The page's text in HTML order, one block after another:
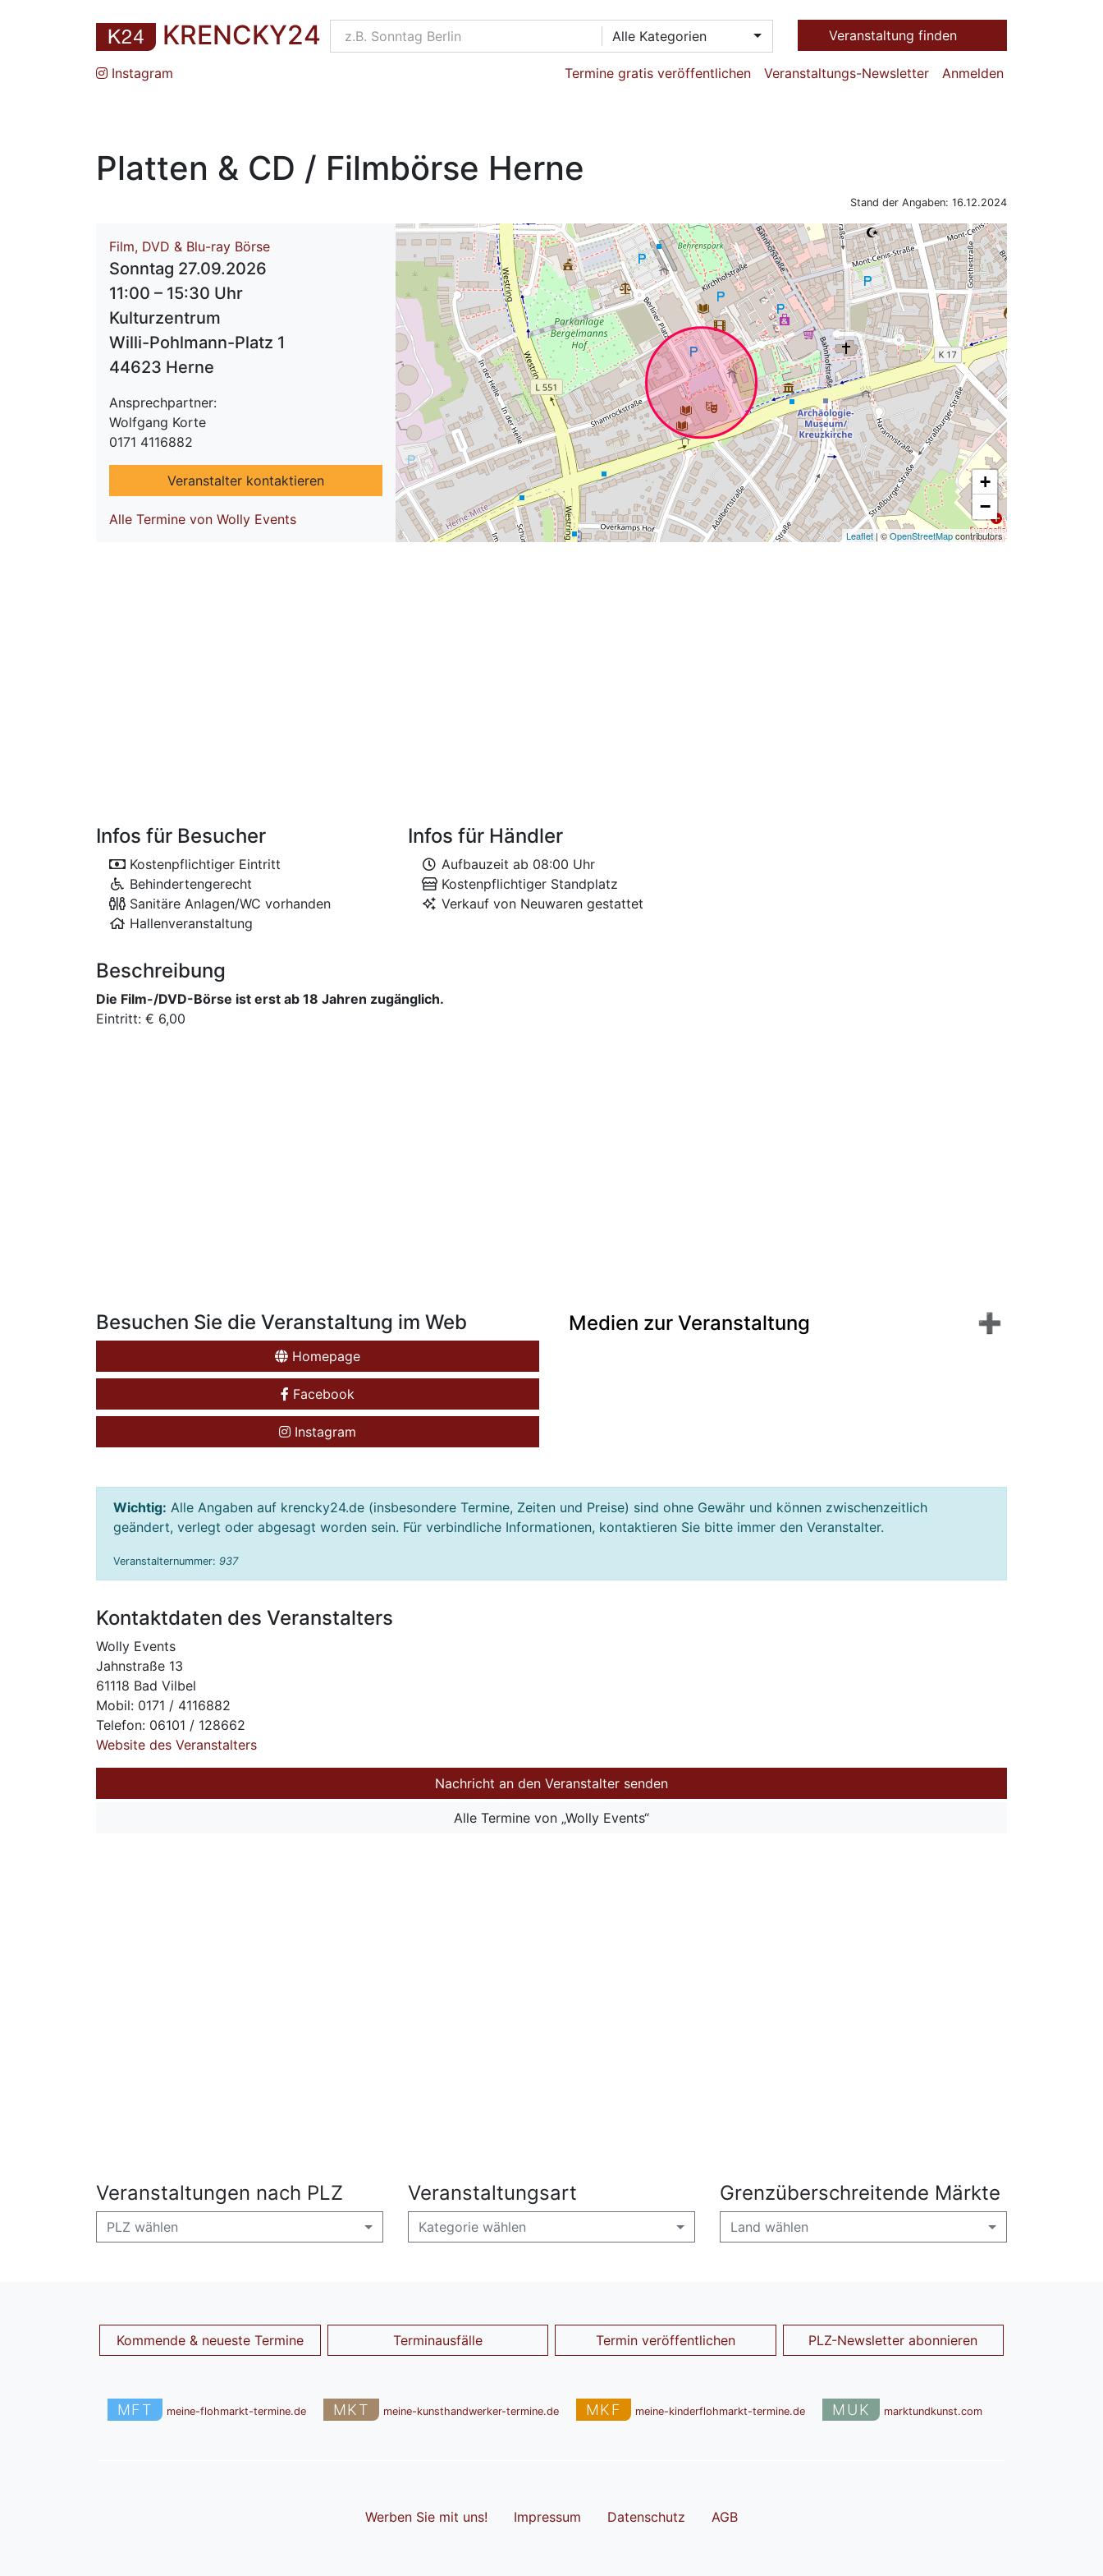
KRENCKY24 Alle Kategorien Veranstaltung finden
Instagram Termine gratis veröffentlichen Veranstaltungs-Newsletter Anmelden
Platten & CD / Filmbörse Herne
Stand der Angaben: 16.12.2024
Film, DVD & Blu-ray Börse
Sonntag 27.09.2026
11:00 – 15:30 Uhr
Kulturzentrum
Willi-Pohlmann-Platz 1
44623 Herne
Ansprechpartner:
Wolfgang Korte
0171 4116882
Veranstalter kontaktieren
Alle Termine von Wolly Events
+
−
Leaflet| ©OpenStreetMapcontributors
Infos für Besucher
Kostenpflichtiger Eintritt
Behindertengerecht
Sanitäre Anlagen/WC vorhanden
Hallenveranstaltung
Infos für Händler
Aufbauzeit ab 08:00 Uhr
Kostenpflichtiger Standplatz
Verkauf von Neuwaren gestattet
Beschreibung
Die Film-/DVD-Börse ist erst ab 18 Jahren zugänglich.
Eintritt: € 6,00
Besuchen Sie die Veranstaltung im Web
Homepage
Facebook
Instagram
Medien zur Veranstaltung
Wichtig: Alle Angaben auf krencky24.de (insbesondere Termine, Zeiten und Preise) sind ohne Gewähr und können zwischenzeitlich
geändert, verlegt oder abgesagt worden sein. Für verbindliche Informationen, kontaktieren Sie bitte immer den Veranstalter.
Veranstalternummer: 937
Kontaktdaten des Veranstalters
Wolly Events
Jahnstraße 13
61118 Bad Vilbel
Mobil: 0171 / 4116882
Telefon: 06101 / 128662
Website des Veranstalters
Nachricht an den Veranstalter senden
Alle Termine von „Wolly Events“
Veranstaltungen nach PLZ
PLZ wählen
Veranstaltungsart
Kategorie wählen
Grenzüberschreitende Märkte
Land wählen
Kommende & neueste Termine Terminausfälle Termin veröffentlichen PLZ-Newsletter abonnieren
MFT meine-flohmarkt-termine.de MKT meine-kunsthandwerker-termine.de MKF meine-kinderflohmarkt-termine.de MUK marktundkunst.com
Werben Sie mit uns! Impressum Datenschutz AGB